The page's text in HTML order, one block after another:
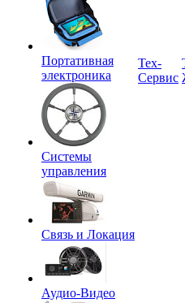
Портативная
электроника
Системы
управления
Связь и Локация
Аудио-Видео
Tex-
Сервис